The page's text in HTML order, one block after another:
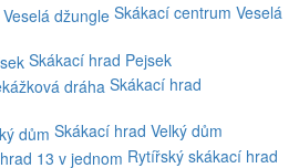
Skákací centrum Veselá
Skákací hrad Pejsek
Skákací hrad
Skákací hrad Velký dům
Rytířský skákací hrad